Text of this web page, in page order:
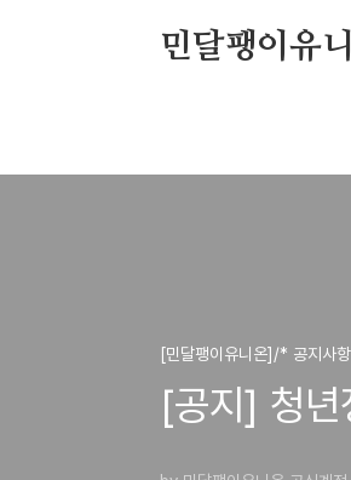
민달팽이유
[민달팽이유니온]/* 공지사항
[공지] 청년